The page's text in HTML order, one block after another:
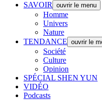
SAVOIR
ouvrir le menu
Homme
Univers
Nature
TENDANCE ouvrir le
Société
Culture
Opinion
SPÉCIAL SHEN YUN
VIDÉO
Podcasts